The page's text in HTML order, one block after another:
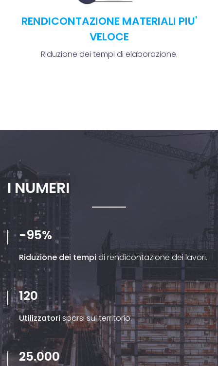
RENDICONTAZIONE MATERIALI PIU'
VELOCE
RIduzione dei tempi di elaborazione.
I NUMERI
-95%
Riduzione dei tempi di rendicontazione dei lavori.
120
Utilizzatorisparsi sul territorio.
25.000